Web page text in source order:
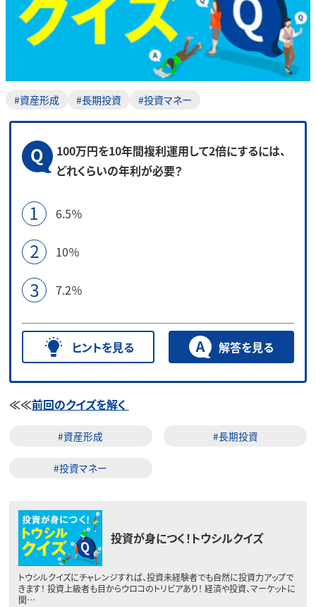
#資産形成 #長期投資 #投資マネー
100万円を10年間複利運用して2倍にするには、
どれくらいの年利が必要？
6.5％
10％
7.2％
ヒントを見る 解答を見る
≪≪前回のクイズを解く
#資産形成 #長期投資
#投資マネー
投資が身につく！トウシルクイズ
トウシルクイズにチャレンジすれば、投資未経験者でも自然に投資力アップで
きます！ 投資上級者も目からウロコのトリビアあり！ 経済や投資、マーケットに
関…